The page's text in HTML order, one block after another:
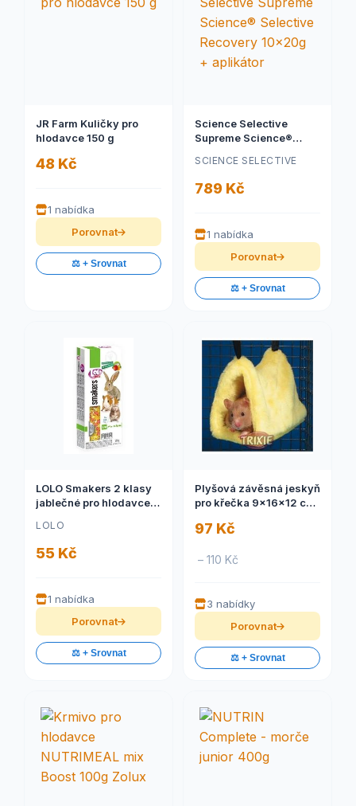
JR Farm Kuličky pro
hlodavce 150 g
48 Kč
1 nabídka
Porovnat
⚖️ + Srovnat
Science Selective
Supreme Science®
10x20g + aplikátor
SCIENCE SELECTIVE
789 Kč
1 nabídka
Porovnat
⚖️ + Srovnat
LOLO Smakers 2 klasy
jablečné pro hlodavce
LOLO
55 Kč
1 nabídka
Porovnat
⚖️ + Srovnat
Plyšová závěsná jeskyň
pro křečka 9x16x12 cm
97 Kč
– 110 Kč
3 nabídky
Porovnat
⚖️ + Srovnat